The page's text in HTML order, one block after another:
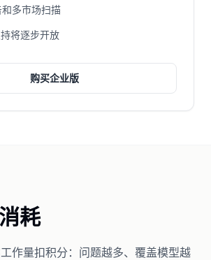
多市场扫描
将逐步开放
购买企业版
耗
作量扣积分：问题越多、覆盖模型越